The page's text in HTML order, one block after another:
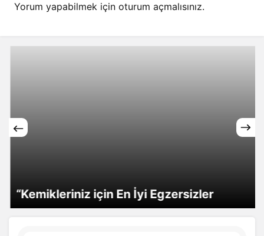
Yorum yapabilmek için oturum açmalısınız.
“Kemikleriniz için En İyi Egzersizler